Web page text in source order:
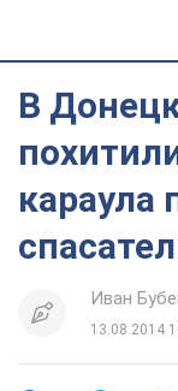
В
караула
Иван
13.08.2014